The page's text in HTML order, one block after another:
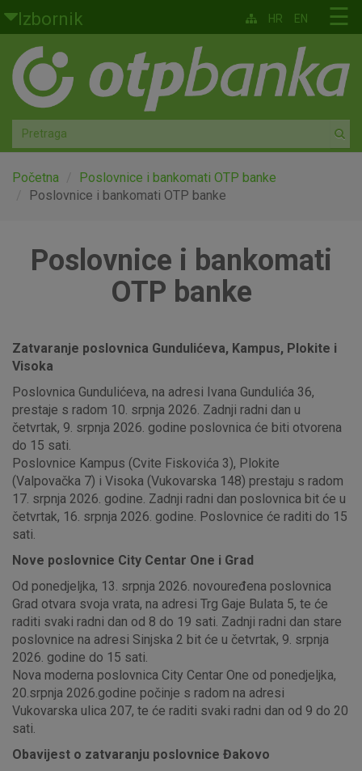
Skoči na glavni sadržaj
Izbornik
Građani
Privatno bankarstvo
Agro
Mala poduzeća i obrtnici
Globalna tržišta
☰
HR EN
Početna
Poslovnice i bankomati OTP banke
Poslovnice i bankomati OTP banke
Poslovnice i bankomati
OTP banke
Zatvaranje poslovnica Gundulićeva, Kampus, Plokite i
Visoka
Poslovnica Gundulićeva, na adresi Ivana Gundulića 36,
prestaje s radom 10. srpnja 2026. Zadnji radni dan u
četvrtak, 9. srpnja 2026. godine poslovnica će biti otvorena
do 15 sati.
Poslovnice Kampus (Cvite Fiskovića 3), Plokite
(Valpovačka 7) i Visoka (Vukovarska 148) prestaju s radom
17. srpnja 2026. godine. Zadnji radni dan poslovnica bit će u
četvrtak, 16. srpnja 2026. godine. Poslovnice će raditi do 15
sati.
Nove poslovnice City Centar One i Grad
Od ponedjeljka, 13. srpnja 2026. novouređena poslovnica
Grad otvara svoja vrata, na adresi Trg Gaje Bulata 5, te će
raditi svaki radni dan od 8 do 19 sati. Zadnji radni dan stare
poslovnice na adresi Sinjska 2 bit će u četvrtak, 9. srpnja
2026. godine do 15 sati.
Nova moderna poslovnica City Centar One od ponedjeljka,
20.srpnja 2026.godine počinje s radom na adresi
Vukovarska ulica 207, te će raditi svaki radni dan od 9 do 20
sati.
Obavijest o zatvaranju poslovnice Đakovo